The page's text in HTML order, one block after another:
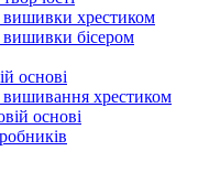
хрестиком
бісером
основі
хрестиком
основі